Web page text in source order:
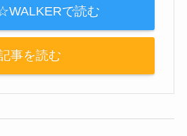
で読む
事を読む